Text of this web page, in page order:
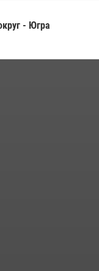
- Югра